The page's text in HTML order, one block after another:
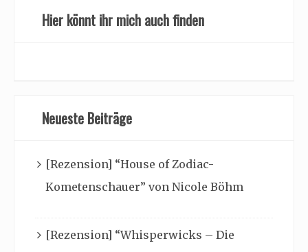
Hier könnt ihr mich auch finden
Neueste Beiträge
[Rezension] “House of Zodiac-
Kometenschauer” von Nicole Böhm
[Rezension] “Whisperwicks – Die